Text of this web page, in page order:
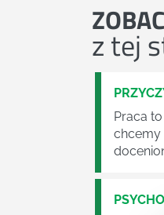
z tej
Praca
chcemy